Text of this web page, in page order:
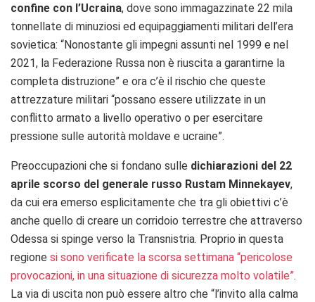
confine con l’Ucraina, dove sono immagazzinate 22 mila
tonnellate di minuziosi ed equipaggiamenti militari dell’era
sovietica: “Nonostante gli impegni assunti nel 1999 e nel
2021, la Federazione Russa non è riuscita a garantirne la
completa distruzione” e ora c’è il rischio che queste
attrezzature militari “possano essere utilizzate in un
conflitto armato a livello operativo o per esercitare
pressione sulle autorità moldave e ucraine”.
Preoccupazioni che si fondano sulle dichiarazioni del 22
aprile scorso del generale russo Rustam Minnekayev,
da cui era emerso esplicitamente che tra gli obiettivi c’è
anche quello di creare un corridoio terrestre che attraverso
Odessa si spinge verso la Transnistria. Proprio in questa
regione si sono verificate la scorsa settimana “pericolose
provocazioni, in una situazione di sicurezza molto volatile”.
La via di uscita non può essere altro che “l’invito alla calma